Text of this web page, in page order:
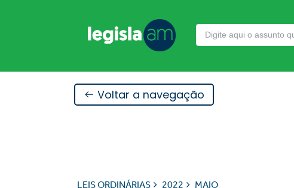
Voltar a navegação
LEIS ORDINÁRIAS 2022 MAIO